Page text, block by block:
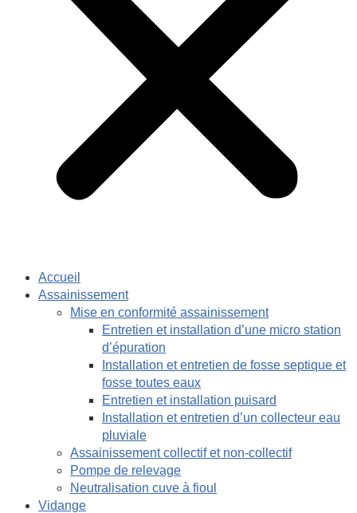
Accueil
Assainissement
Mise en conformité assainissement
Entretien et installation d’une micro station
d’épuration
Installation et entretien de fosse septique et
fosse toutes eaux
Entretien et installation puisard
Installation et entretien d’un collecteur eau
pluviale
Assainissement collectif et non-collectif
Pompe de relevage
Neutralisation cuve à fioul
Vidange